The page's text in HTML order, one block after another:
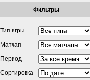
Фильтры
Тип игры
Матчап
Период
Сортировка